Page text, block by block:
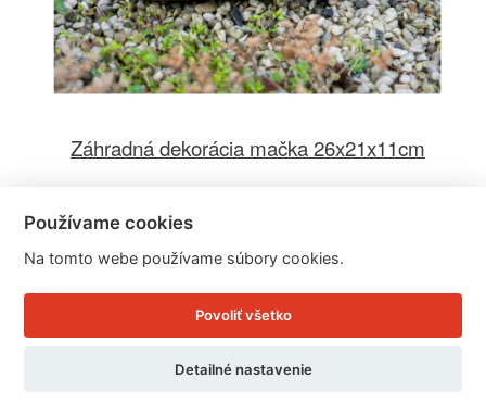
Záhradná dekorácia mačka 26x21x11cm
Cena: 36.46 EUR
Skladom 6 ks / doručíme ihneď
U Vás doma 11. - 12. 8.
Detail produktu
Používame cookies
Na tomto webe používame súbory cookies.
Povoliť všetko
Detailné nastavenie